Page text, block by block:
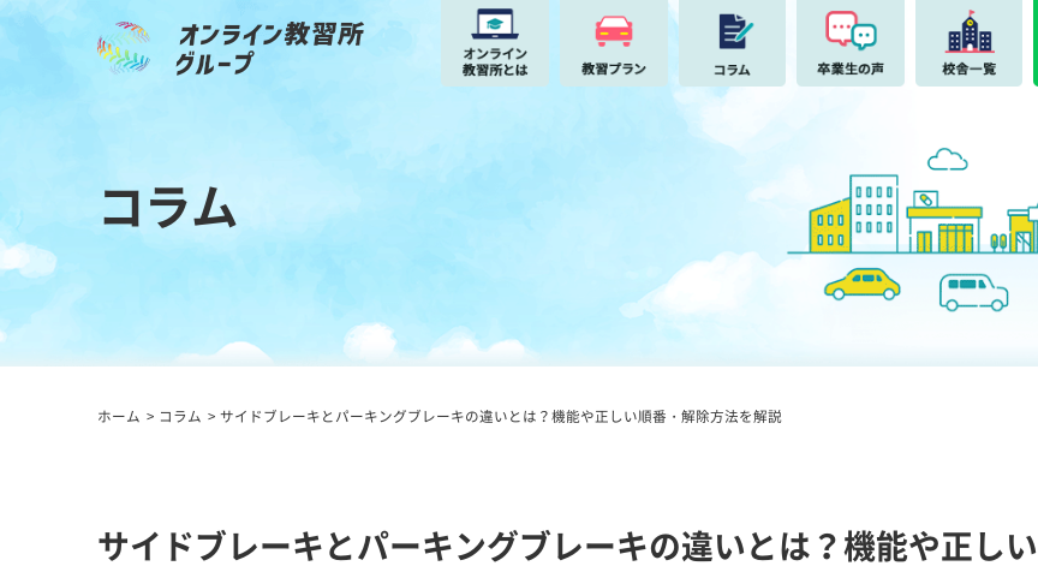
コラム
ホーム コラム サイドブレーキとパーキングブレーキの違いとは？機能や正しい順番・解除方法を解説
サイドブレーキとパーキングブレーキの違いとは？機能や正しい